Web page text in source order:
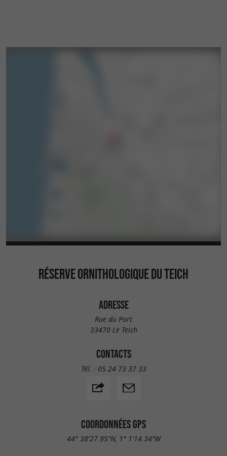
RÉSERVE ORNI­THOLOGIQUE DU TEICH
ADRESSE
Rue du Port
33470 Le Teich
CONTACTS
Tél. : 05 24 73 37 33
COORDONNÉES GPS
44° 38'27.95"N, 1° 1'14.34"W